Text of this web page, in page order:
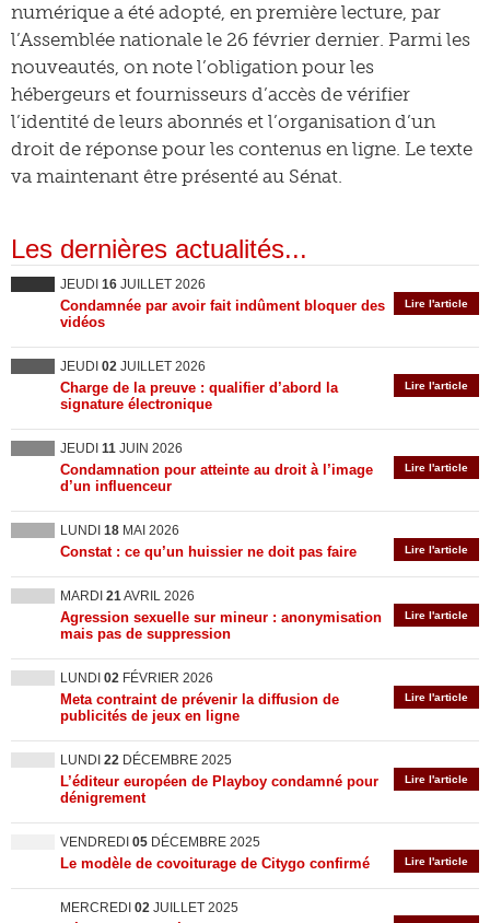
numérique a été adopté, en première lecture, par
l’Assemblée nationale le 26 février dernier. Parmi les
nouveautés, on note l’obligation pour les
hébergeurs et fournisseurs d’accès de vérifier
l’identité de leurs abonnés et l’organisation d’un
droit de réponse pour les contenus en ligne. Le texte
va maintenant être présenté au Sénat.
Les dernières actualités...
JEUDI 16 JUILLET 2026
Lire l'article
Condamnée par avoir fait indûment bloquer des
vidéos
JEUDI 02 JUILLET 2026
Lire l'article
Charge de la preuve : qualifier d’abord la
signature électronique
JEUDI 11 JUIN 2026
Lire l'article
Condamnation pour atteinte au droit à l’image
d’un influenceur
LUNDI 18 MAI 2026
Lire l'article
Constat : ce qu’un huissier ne doit pas faire
MARDI 21AVRIL 2026
Lire l'article
Agression sexuelle sur mineur : anonymisation
mais pas de suppression
LUNDI 02 FÉVRIER 2026
Lire l'article
Meta contraint de prévenir la diffusion de
publicités de jeux en ligne
LUNDI 22 DÉCEMBRE 2025
Lire l'article
L’éditeur européen de Playboy condamné pour
dénigrement
VENDREDI 05 DÉCEMBRE 2025
Lire l'article
Le modèle de covoiturage de Citygo confirmé
MERCREDI 02 JUILLET 2025